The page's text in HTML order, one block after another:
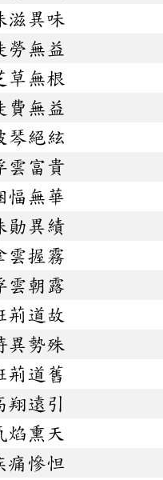
滋異味
勞無益
草無根
費無益
琴絕絃
雲富貴
愊無華
勛異績
雲握霧
雲朝露
荊道故
異勢殊
荊道舊
翔遠引
焰熏天
痛慘怛